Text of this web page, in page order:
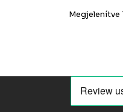
Megjelenítve